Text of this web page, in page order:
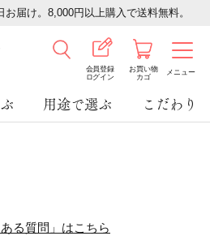
届け。8,000円以上購入で送料無料。
会員登録
ログイン
お買い物
カゴ
メニュー
用途で選ぶ こだわり
る質問」はこちら